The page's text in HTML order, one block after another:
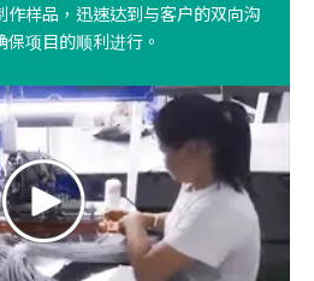
样品，迅速达到与客户的双向沟
项目的顺利进行。